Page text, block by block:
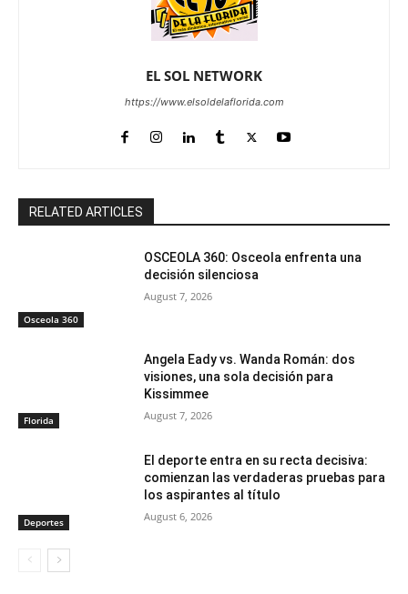
EL SOL NETWORK
https://www.elsoldelaflorida.com
RELATED ARTICLES
Osceola 360
OSCEOLA 360: Osceola enfrenta una
decisión silenciosa
August 7, 2026
Florida
Angela Eady vs. Wanda Román: dos
visiones, una sola decisión para
Kissimmee
August 7, 2026
Deportes
El deporte entra en su recta decisiva:
comienzan las verdaderas pruebas para
los aspirantes al título
August 6, 2026